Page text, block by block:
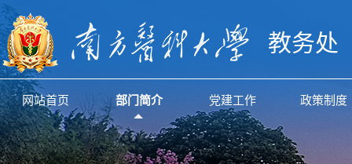
教务处
网站首页 部门简介 党建工作 政策制度